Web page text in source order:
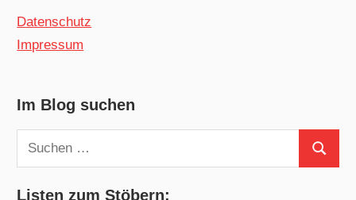
Datenschutz
Impressum
Im Blog suchen
Suchen
nach:
Suchen
Listen zum Stöbern: